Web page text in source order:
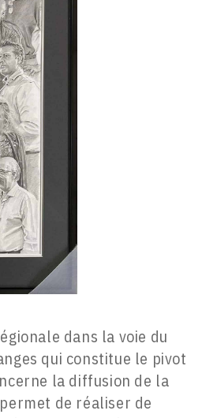
dans la voie du
qui constitue le pivot
la diffusion de la
de réaliser de